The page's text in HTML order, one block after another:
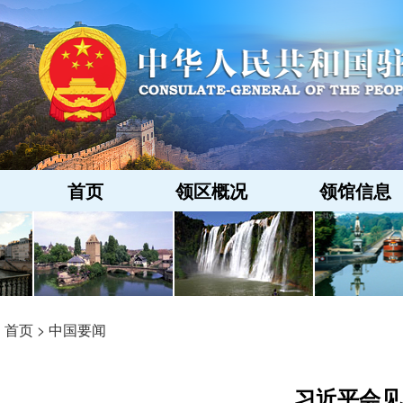
首页 领区概况 领馆信息
首页 > 中国要闻